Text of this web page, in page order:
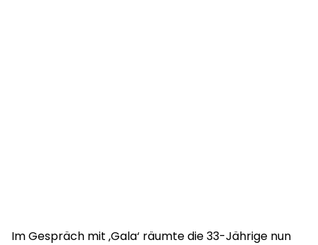
Im Gespräch mit ‚Gala‘ räumte die 33-Jährige nun